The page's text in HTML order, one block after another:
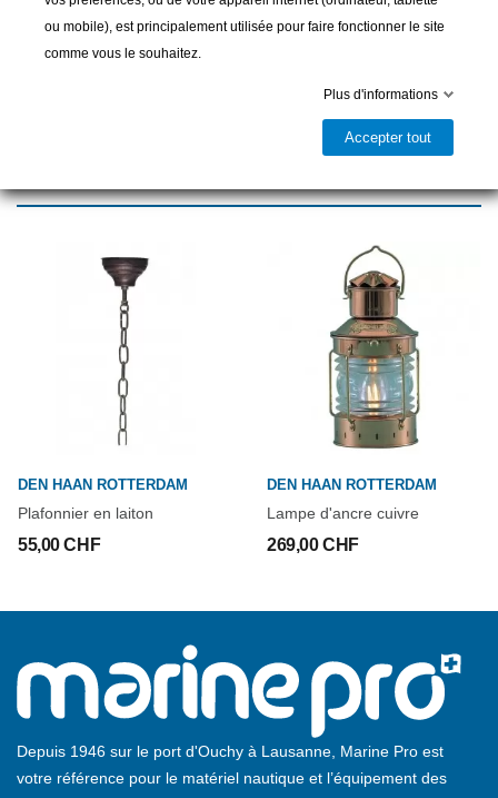
Partager
16 autres produits dans la même
DEN HAAN ROTTERDAM
Plafonnier en laiton
55,00 CHF
DEN HAAN ROTTERDAM
Lampe d'ancre cuivre
269,00 CHF
Depuis 1946 sur le port d'Ouchy à Lausanne, Marine Pro est
votre référence pour le matériel nautique et l’équipement des
ou mobile), est principalement utilisée pour faire fonctionner le site
comme vous le souhaitez.
Plus d'informations
Accepter tout